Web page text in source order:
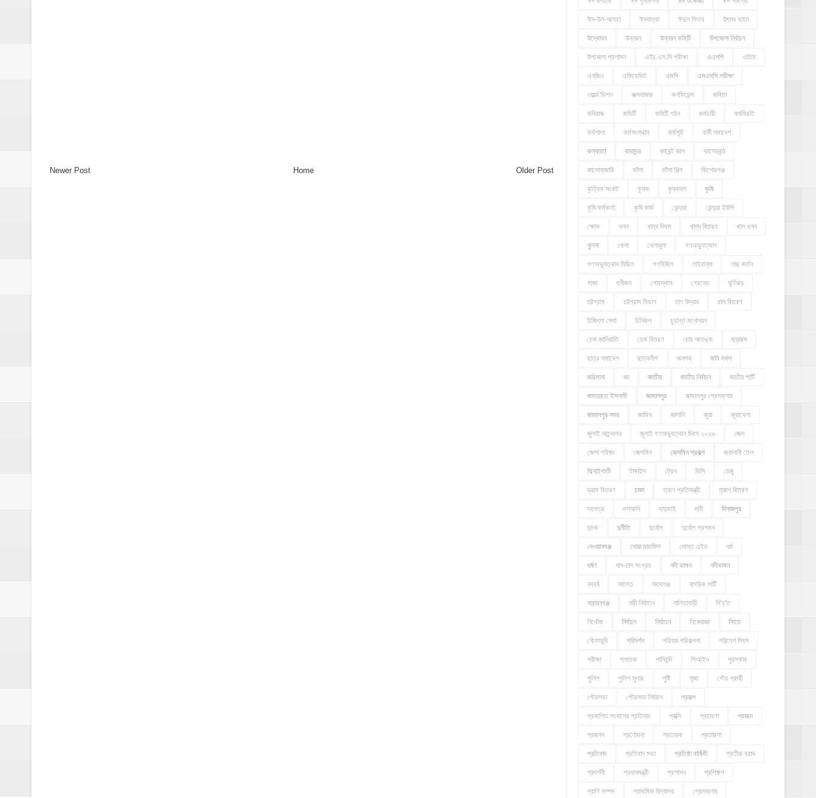
Newer Post Older Post
Home
ঈদ-উল-আযহা ঈদযাত্রা ঈদুল ফিতর উৎসব ভাতা
উদ্বোধন উন্নয়ন উন্নয়ন কমিটি উপজেলা নির্বাচন
উপজেলা প্রশাসন এইচ.এস.সি পরীক্ষা এএসপি এতিম
এনজিও এফিডেভিট এমপি এসএসসি পরীক্ষা
ওয়ার্ল্ড ভিশন কক্সবাজার কনফিডেন্স কবিতা
কবিরাজ কমিটি কমিটি গঠন কর্মচারী কর্মবিরতি
কর্মশালা কর্মসংস্থান কর্মসূচি কর্মী সমাবেশ
কলকাতা কারাদন্ড কারেন্ট জাল কালেরকন্ঠ
কালোবাজারি কাঁসা কাঁসা শিল্প কিশোরগঞ্জ
কৃত্রিম সংকট কৃষক কৃষকদল কৃষি
কৃষি কর্মকর্তা কৃষি কার্ড কেন্দুয়া কেন্দুয়া ইউপি
ক্ষোভ খনন খাদ্য দিবস খাদ্য বিতরণ খাল খনন
খুলনা খেলা খেলাধূলা গণঅভ্যুত্থান
গণঅভ্যুত্থান মিছিল গণমিছিল গাইবান্ধা গাছ কর্তন
গাজা গুনীজন গোরস্থান গ্রেনেড ঘূর্ণিঝড়
চট্টগ্রাম চট্টগ্রাম বিভাগ চাল উদ্ধার চাল বিতরণ
চিকিৎসা সেবা চিনিকল চুড়ান্ত মনোনয়ন
চেক জালিয়াতি চেক বিতরণ চোর আতঙ্ক ছড়ারস
ছাত্র সমাবেশ ছাত্রলীগ জনপথ জমি দখল
জরিমানা জা জাতীয় জাতীয় নির্বাচন জাতীয় পার্টি
জামায়াতে ইসলামী জামালপুর জামালপুর প্রেসক্লাব
জামালপুর সদর জামিন জালানি জুয়া জুয়াখেলা
জুলাই আন্দোলন জুলাই গণঅভ্যুত্থান দিবস ২০২৬ জেল
জেলা পরিষদ জেসমিন জেসমিন প্রকল্প জ্বালানী তেল
ঝিনাইগাতী টাঙ্গাইল ট্রেন ডিসি ডেঙ্গু
ড্রাম বিতরণ ঢাকা ত্রাণ প্রতিমন্ত্রী ত্রাণ বিতরণ
দরপত্র দশআনি দাদুভাই দাবী দিনাজপুর
দুদক দুর্নীতি দুর্যোগ দুর্যোগ প্রশমন
দেওয়ানগঞ্জ দোয়া মাহফিল দোস্ত এইড ধর্ম
ধর্ষণ ধান-চাল সংগ্রহ নদী ভাঙ্গন নদীভাঙ্গন
নববর্ষ নবাগত নবাবগঞ্জ নাগরিক পার্টি
নারায়নগঞ্জ নারী নির্যাতন নালিতাবাড়ী নি'হ'ত
নিখোঁজ নির্বাচন নির্যাতন নিষেধাজ্ঞা নিহত
নৌকাডুবি পরিদর্শন পরিবার পরিকল্পনা পরিবেশ দিবস
পরীক্ষা পলাতক পানিবন্দি পিআইও পুরস্কার
পুলিশ পুলিশ সুপার পুষ্টি পূজা পৌর প্রার্থী
পৌরসভা পৌরসভা নির্বাচন প্রকল্প
প্রকাশিত সংবাদের প্রতিবাদ প্রক্সি প্রচারণা প্রচ্ছদ
প্রজনন প্রণোদনা প্রতারক প্রতারণা
প্রতিবাদ প্রতিবাদ সভা প্রতিষ্ঠা বার্ষিকী প্রতীক বরাদ্দ
প্রদর্শনী প্রধানমন্ত্রী প্রশাসন প্রশিক্ষণ
প্রাণি সম্পদ প্রাথমিক বিদ্যালয় প্রেসক্লাব